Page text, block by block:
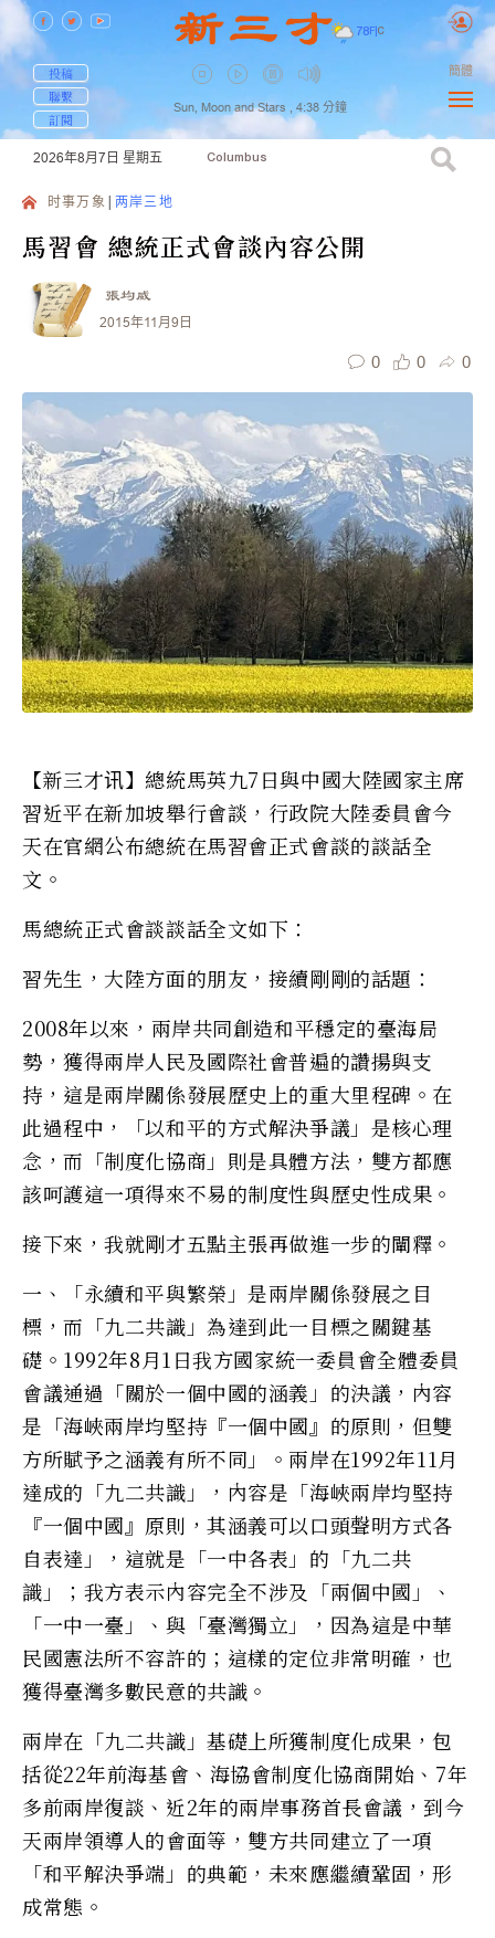
78F| C
投稿
聯繫
訂閱
Sun, Moon and Stars , 4:38 分鐘
簡體
2026年8月7日 星期五 Columbus
时事万象 两岸三地
馬習會 總統正式會談內容公開
張均威
2015年11月9日
0 0 0
【新三才讯】總統馬英九7日與中國大陸國家主席
習近平在新加坡舉行會談，行政院大陸委員會今
天在官網公布總統在馬習會正式會談的談話全
文。
馬總統正式會談談話全文如下：
習先生，大陸方面的朋友，接續剛剛的話題：
2008年以來，兩岸共同創造和平穩定的臺海局
勢，獲得兩岸人民及國際社會普遍的讚揚與支
持，這是兩岸關係發展歷史上的重大里程碑。在
此過程中，「以和平的方式解決爭議」是核心理
念，而「制度化協商」則是具體方法，雙方都應
該呵護這一項得來不易的制度性與歷史性成果。
接下來，我就剛才五點主張再做進一步的闡釋。
一、「永續和平與繁榮」是兩岸關係發展之目
標，而「九二共識」為達到此一目標之關鍵基
礎。1992年8月1日我方國家統一委員會全體委員
會議通過「關於一個中國的涵義」的決議，內容
是「海峽兩岸均堅持『一個中國』的原則，但雙
方所賦予之涵義有所不同」。兩岸在1992年11月
達成的「九二共識」，內容是「海峽兩岸均堅持
『一個中國』原則，其涵義可以口頭聲明方式各
自表達」，這就是「一中各表」的「九二共
識」；我方表示內容完全不涉及「兩個中國」、
「一中一臺」、與「臺灣獨立」，因為這是中華
民國憲法所不容許的；這樣的定位非常明確，也
獲得臺灣多數民意的共識。
兩岸在「九二共識」基礎上所獲制度化成果，包
括從22年前海基會、海協會制度化協商開始、7年
多前兩岸復談、近2年的兩岸事務首長會議，到今
天兩岸領導人的會面等，雙方共同建立了一項
「和平解決爭端」的典範，未來應繼續鞏固，形
成常態。